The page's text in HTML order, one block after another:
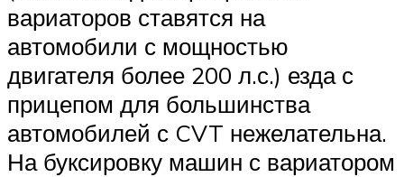
вариаторов ставятся на
автомобили с мощностью
двигателя более 200 л.с.) езда с
прицепом для большинства
автомобилей с CVT нежелательна.
На буксировку машин с вариатором